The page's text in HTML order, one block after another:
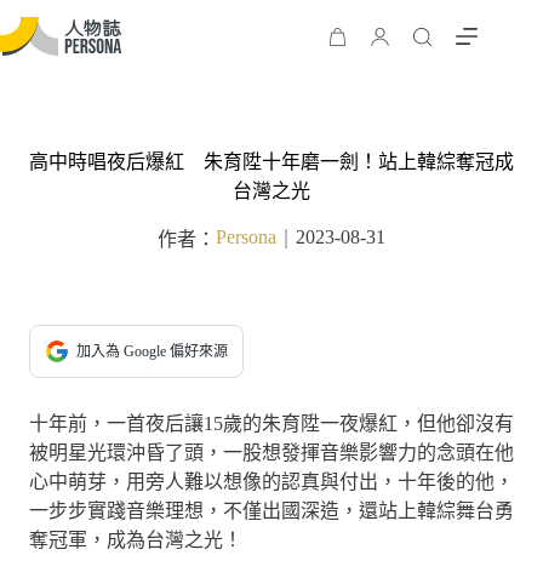
高中時唱夜后爆紅 朱育陞十年磨一劍！站上韓綜奪冠成
台灣之光
作者： Persona 2023-08-31
加入為 Google 偏好來源
十年前，一首夜后讓15歲的朱育陞一夜爆紅，但他卻沒有
被明星光環沖昏了頭，一股想發揮音樂影響力的念頭在他
心中萌芽，用旁人難以想像的認真與付出，十年後的他，
一步步實踐音樂理想，不僅出國深造，還站上韓綜舞台勇
奪冠軍，成為台灣之光！